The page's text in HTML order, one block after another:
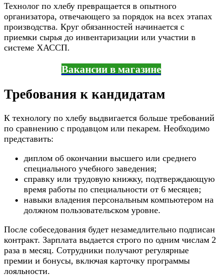
Технолог по хлебу превращается в опытного
организатора, отвечающего за порядок на всех этапах
производства. Круг обязанностей начинается с
приемки сырья до инвентаризации или участии в
системе ХАССП.
Вакансии в магазине
Требования к кандидатам
К технологу по хлебу выдвигается больше требований
по сравнению с продавцом или пекарем. Необходимо
представить:
диплом об окончании высшего или среднего
специального учебного заведения;
справку или трудовую книжку, подтверждающую
время работы по специальности от 6 месяцев;
навыки владения персональным компьютером на
должном пользовательском уровне.
После собеседования будет незамедлительно подписан
контракт. Зарплата выдается строго по одним числам 2
раза в месяц. Сотрудники получают регулярные
премии и бонусы, включая карточку программы
лояльности.